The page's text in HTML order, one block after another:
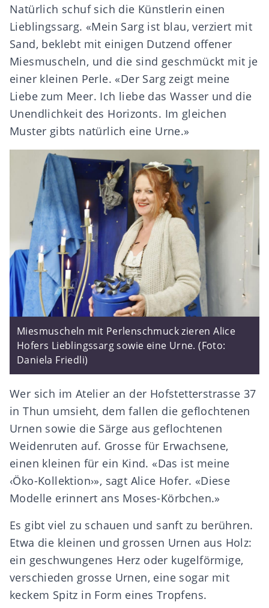
Natürlich schuf sich die Künstlerin einen
Lieblingssarg. «Mein Sarg ist blau, verziert mit
Sand, beklebt mit einigen Dutzend offener
Miesmuscheln, und die sind geschmückt mit je
einer kleinen Perle. «Der Sarg zeigt meine
Liebe zum Meer. Ich liebe das Wasser und die
Unendlichkeit des Horizonts. Im gleichen
Muster gibts natürlich eine Urne.»
Miesmuscheln mit Perlenschmuck zieren Alice
Hofers Lieblingssarg sowie eine Urne. (Foto:
Daniela Friedli)
Wer sich im Atelier an der Hofstetterstrasse 37
in Thun umsieht, dem fallen die geflochtenen
Urnen sowie die Särge aus geflochtenen
Weidenruten auf. Grosse für Erwachsene,
einen kleinen für ein Kind. «Das ist meine
‹Öko-Kollektion›», sagt Alice Hofer. «Diese
Modelle erinnert ans Moses-Körbchen.»
Es gibt viel zu schauen und sanft zu berühren.
Etwa die kleinen und grossen Urnen aus Holz:
ein geschwungenes Herz oder kugelförmige,
verschieden grosse Urnen, eine sogar mit
keckem Spitz in Form eines Tropfens.